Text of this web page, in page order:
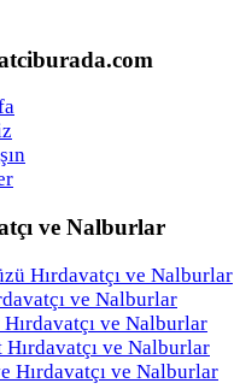
ve Nalburlar
Hırdavatçı ve Nalburlar
ve Nalburlar
ve Nalburlar
Hırdavatçı ve Nalburlar
Hırdavatçı ve Nalburlar